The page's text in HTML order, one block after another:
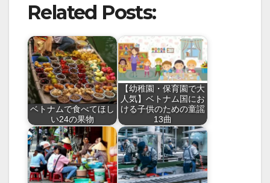
Related Posts:
ベトナムで食べてほし
い24の果物
【幼稚園・保育園で大
人気】ベトナム国にお
ける子供のための童謡
13曲